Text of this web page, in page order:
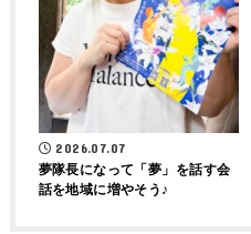
2026.07.07
夢隊長になって「夢」を話す会
話を地域に増やそう♪